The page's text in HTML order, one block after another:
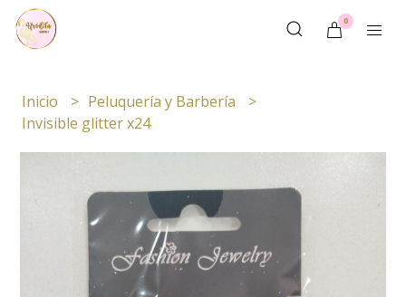
0
Inicio
Peluquería y Barbería
Invisible glitter x24